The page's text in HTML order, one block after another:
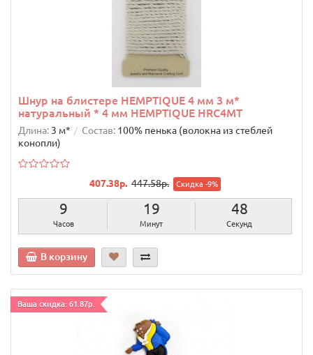
Шнур на блистере HEMPTIQUE 4 мм 3 м*
натуральный * 4 мм HEMPTIQUE HRC4MT
Длина: 3 м* Состав: 100% пенька (волокна из стеблей
конопли)
407.38р. 447.58р. Скидка -9%
9
Часов
19
Минут
47
Секунд
В корзину
Ваша скидка: 61.87р.